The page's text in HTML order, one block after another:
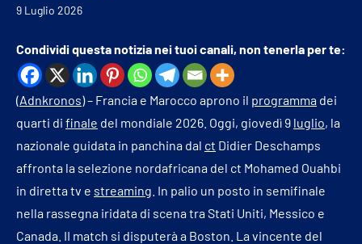
9 Luglio 2026
Condividi questa notizia nei tuoi canali, non tenerla per te:
(Adnkronos) – Francia e Marocco aprono il programma dei
quarti di finale del mondiale 2026. Oggi, giovedì 9 luglio, la
nazionale guidata in panchina dal ct Didier Deschamps
affronta la selezione nordafricana del ct Mohamed Ouahbi
in diretta tv e streaming . In palio un posto in semifinale
nella rassegna iridata di scena tra Stati Uniti, Messico e
Canada. II match si disputerà a Boston. La vincente del